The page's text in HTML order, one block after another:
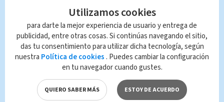
Telediario En Directo con Paula
Brenes, 06 de agosto 2026
Utilizamos cookies
para darte la mejor experiencia de usuario y entrega de
publicidad, entre otras cosas. Si continúas navegando el sitio,
das tu consentimiento para utilizar dicha tecnología, según
nuestra Política de cookies . Puedes cambiar la configuración
en tu navegador cuando gustes.
QUIERO SABER MÁS ESTOY DE ACUERDO